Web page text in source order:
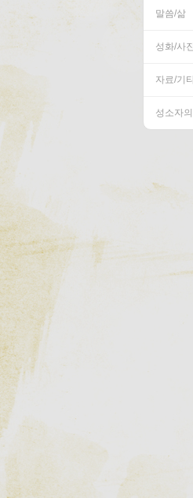
말씀/삶
성화/사진
자료/기
성소자